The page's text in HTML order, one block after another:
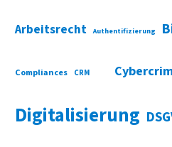
Arbeitsrecht Authentifizierung
Compliances CRM
Digitalisierung